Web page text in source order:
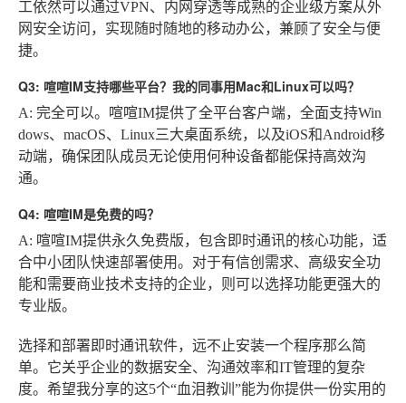
工依然可以通过VPN、内网穿透等成熟的企业级方案从外
网安全访问，实现随时随地的移动办公，兼顾了安全与便
捷。
Q3: 喧喧IM支持哪些平台？我的同事用Mac和Linux可以吗？
A: 完全可以。喧喧IM提供了全平台客户端，全面支持Win
dows、macOS、Linux三大桌面系统，以及iOS和Android移
动端，确保团队成员无论使用何种设备都能保持高效沟
通。
Q4: 喧喧IM是免费的吗？
A: 喧喧IM提供永久免费版，包含即时通讯的核心功能，适
合中小团队快速部署使用。对于有信创需求、高级安全功
能和需要商业技术支持的企业，则可以选择功能更强大的
专业版。
选择和部署即时通讯软件，远不止安装一个程序那么简
单。它关乎企业的数据安全、沟通效率和IT管理的复杂
度。希望我分享的这5个“血泪教训”能为你提供一份实用的